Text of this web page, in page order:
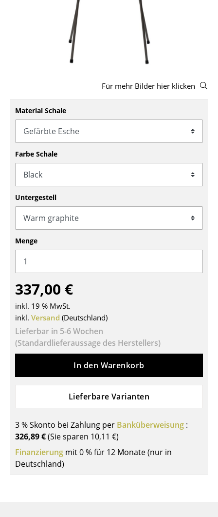
Bänke & Liegen
Schaukelstühle
Bürodrehstühle
Konferenzstühle
Bürosessel
Einzelteile
... alle Sitzmöbel
Tische
Esstische
Beistelltische
Couchtische
Schreibtische
Sekretäre & PC-Tische
Konferenztische
Stehtische & Stehpulte
Kindertische
Gartentische
Servierwagen
Einzelteile
... alle Tische
Für mehr Bilder hier klicken
Material Schale
Farbe Schale
Untergestell
Menge
337,00 €
inkl. 19 % MwSt.
inkl. Versand (Deutschland)
Lieferbar in 5-6 Wochen
(Standardlieferaussage des Herstellers)
In den Warenkorb
Lieferbare Varianten
3 % Skonto bei Zahlung per Banküberweisung :
326,89 €(Sie sparen 10,11 €)
Finanzierung mit 0 % für 12 Monate (nur in
Deutschland)